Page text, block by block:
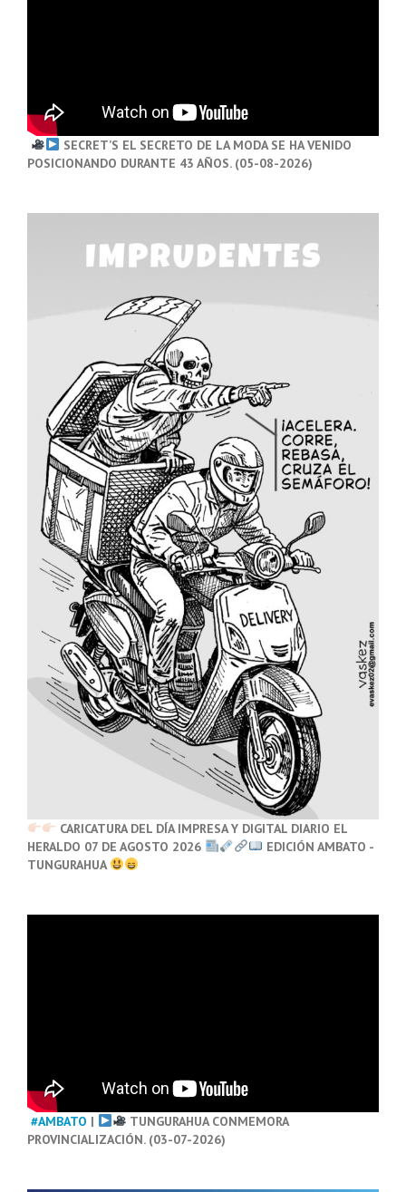
SECRET’S EL SECRETO DE LA MODA SE HA VENIDO
POSICIONANDO DURANTE 43 AÑOS. (05-08-2026)
CARICATURA DEL DÍA IMPRESA Y DIGITAL DIARIO EL
HERALDO 07 DE AGOSTO 2026
EDICIÓN AMBATO -
TUNGURAHUA
#AMBATO |
TUNGURAHUA CONMEMORA
PROVINCIALIZACIÓN. (03-07-2026)